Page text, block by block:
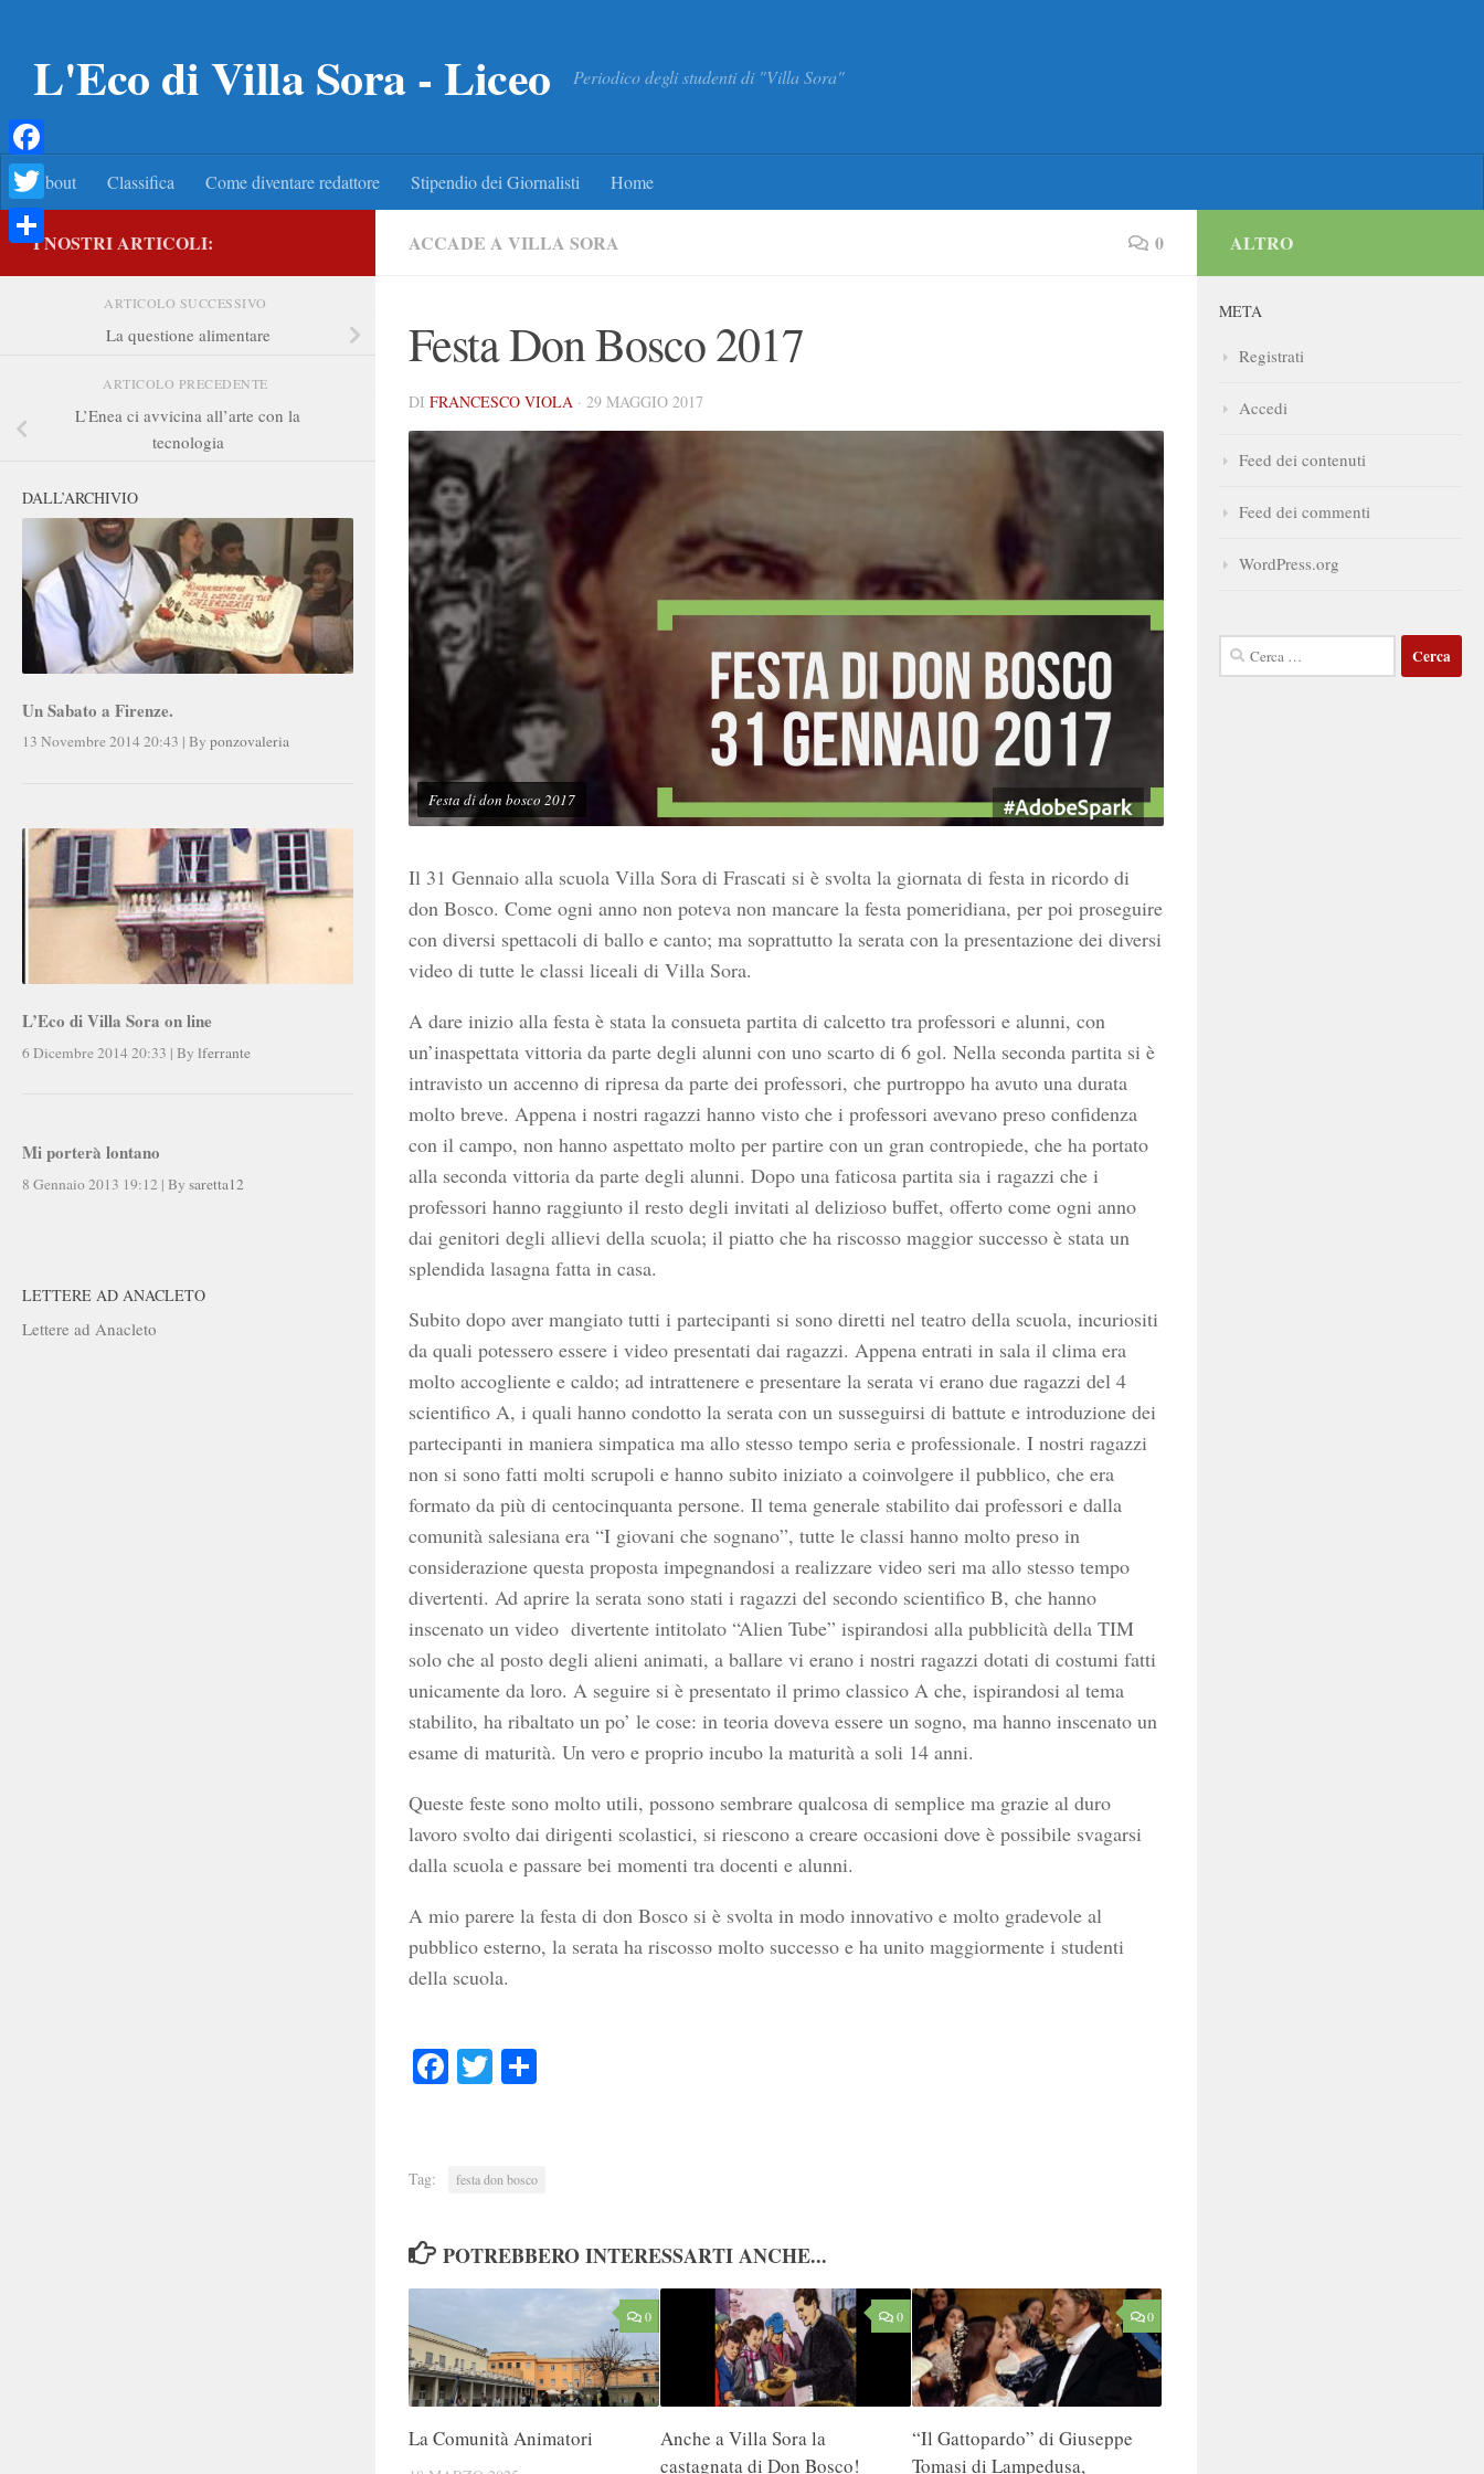
L'Eco di Villa Sora - Liceo Periodico degli studenti di "Villa Sora"
About Classifica Come diventare redattore Stipendio dei Giornalisti Home
ACCADE A VILLA SORA 0
Festa Don Bosco 2017
DI FRANCESCO VIOLA · 29 MAGGIO 2017
Festa di don bosco 2017
Il 31 Gennaio alla scuola Villa Sora di Frascati si è svolta la giornata di festa in ricordo di
don Bosco. Come ogni anno non poteva non mancare la festa pomeridiana, per poi proseguire
con diversi spettacoli di ballo e canto; ma soprattutto la serata con la presentazione dei diversi
video di tutte le classi liceali di Villa Sora.
A dare inizio alla festa è stata la consueta partita di calcetto tra professori e alunni, con
un’inaspettata vittoria da parte degli alunni con uno scarto di 6 gol. Nella seconda partita si è
intravisto un accenno di ripresa da parte dei professori, che purtroppo ha avuto una durata
molto breve. Appena i nostri ragazzi hanno visto che i professori avevano preso confidenza
con il campo, non hanno aspettato molto per partire con un gran contropiede, che ha portato
alla seconda vittoria da parte degli alunni. Dopo una faticosa partita sia i ragazzi che i
professori hanno raggiunto il resto degli invitati al delizioso buffet, offerto come ogni anno
dai genitori degli allievi della scuola; il piatto che ha riscosso maggior successo è stata un
splendida lasagna fatta in casa.
Subito dopo aver mangiato tutti i partecipanti si sono diretti nel teatro della scuola, incuriositi
da quali potessero essere i video presentati dai ragazzi. Appena entrati in sala il clima era
molto accogliente e caldo; ad intrattenere e presentare la serata vi erano due ragazzi del 4
scientifico A, i quali hanno condotto la serata con un susseguirsi di battute e introduzione dei
partecipanti in maniera simpatica ma allo stesso tempo seria e professionale. I nostri ragazzi
non si sono fatti molti scrupoli e hanno subito iniziato a coinvolgere il pubblico, che era
formato da più di centocinquanta persone. Il tema generale stabilito dai professori e dalla
comunità salesiana era “I giovani che sognano”, tutte le classi hanno molto preso in
considerazione questa proposta impegnandosi a realizzare video seri ma allo stesso tempo
divertenti. Ad aprire la serata sono stati i ragazzi del secondo scientifico B, che hanno
inscenato un video divertente intitolato “Alien Tube” ispirandosi alla pubblicità della TIM
solo che al posto degli alieni animati, a ballare vi erano i nostri ragazzi dotati di costumi fatti
unicamente da loro. A seguire si è presentato il primo classico A che, ispirandosi al tema
stabilito, ha ribaltato un po’ le cose: in teoria doveva essere un sogno, ma hanno inscenato un
esame di maturità. Un vero e proprio incubo la maturità a soli 14 anni.
Queste feste sono molto utili, possono sembrare qualcosa di semplice ma grazie al duro
lavoro svolto dai dirigenti scolastici, si riescono a creare occasioni dove è possibile svagarsi
dalla scuola e passare bei momenti tra docenti e alunni.
A mio parere la festa di don Bosco si è svolta in modo innovativo e molto gradevole al
pubblico esterno, la serata ha riscosso molto successo e ha unito maggiormente i studenti
della scuola.
FacebookTwitter
Tag: festa don bosco
POTREBBERO INTERESSARTI ANCHE...
0
La Comunità Animatori
0
Anche a Villa Sora la
castagnata di Don Bosco!
0
“Il Gattopardo” di Giuseppe
Tomasi di Lampedusa,
I NOSTRI ARTICOLI:
ARTICOLO SUCCESSIVO
La questione alimentare
ARTICOLO PRECEDENTE
L’Enea ci avvicina all’arte con la
tecnologia
DALL’ARCHIVIO
Un Sabato a Firenze.
13 Novembre 2014 20:43 | By ponzovaleria
L’Eco di Villa Sora on line
6 Dicembre 2014 20:33 | By lferrante
Mi porterà lontano
8 Gennaio 2013 19:12 | By saretta12
LETTERE AD ANACLETO
Lettere ad Anacleto
ALTRO
META
Registrati
Accedi
Feed dei contenuti
Feed dei commenti
WordPress.org
Ricerca
per:
Facebook
Twitter